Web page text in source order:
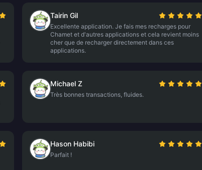
Tairin Gil
Excellente application. Je fais mes recharges pour
Chamet et d'autres applications et cela revient moins
cher que de recharger directement dans ces
applications.
Michael Z
Très bonnes transactions, fluides.
Hason Habibi
Parfait !